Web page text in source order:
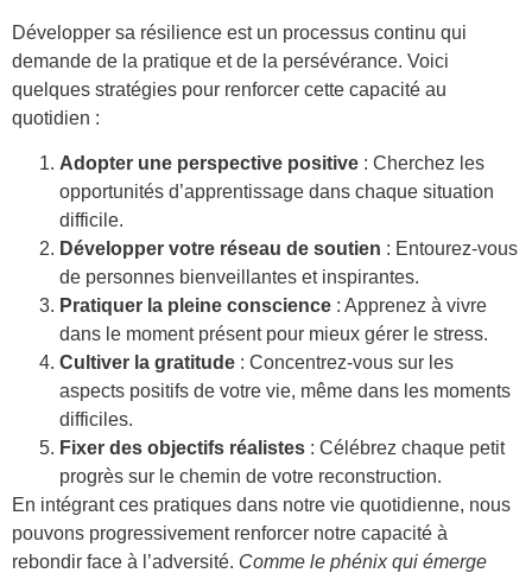
Développer sa résilience est un processus continu qui
demande de la pratique et de la persévérance. Voici
quelques stratégies pour renforcer cette capacité au
quotidien :
Adopter une perspective positive : Cherchez les
opportunités d’apprentissage dans chaque situation
difficile.
Développer votre réseau de soutien : Entourez-vous
de personnes bienveillantes et inspirantes.
Pratiquer la pleine conscience : Apprenez à vivre
dans le moment présent pour mieux gérer le stress.
Cultiver la gratitude : Concentrez-vous sur les
aspects positifs de votre vie, même dans les moments
difficiles.
Fixer des objectifs réalistes : Célébrez chaque petit
progrès sur le chemin de votre reconstruction.
En intégrant ces pratiques dans notre vie quotidienne, nous
pouvons progressivement renforcer notre capacité à
rebondir face à l’adversité. Comme le phénix qui émerge